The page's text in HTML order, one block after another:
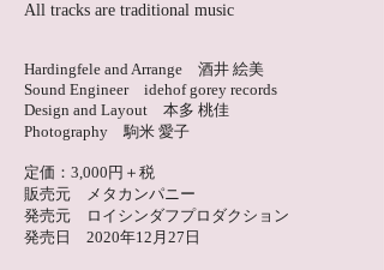
All tracks are traditional music
Hardingfele and Arrange 酒井 絵美
Sound Engineer idehof gorey records
Design and Layout 本多 桃佳
Photography 駒米 愛子
定価：3,000円＋税
販売元 メタカンパニー
発売元 ロイシンダフプロダクション
発売日 2020年12月27日